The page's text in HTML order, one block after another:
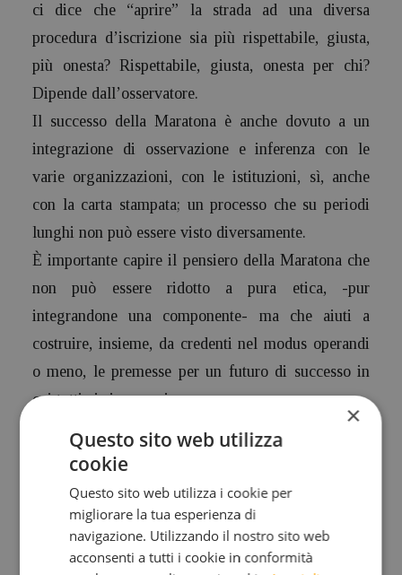
ci dice che “aprire” la strada ad una diversa
procedura d’iscrizione sia più rispettabile, giusta,
più onesta? Rispettabile, giusta, onesta per chi?
Dipende dall’osservatore.
Il successo della Maratona è anche dovuto a un
integrazione di osservazione e inferenza con le
varie organizzazioni, con le istituzioni, sì, anche
con la carta stampata; un processo che su periodi
lunghi non può essere visto diversamente.
È importante capire il pensiero della Maratona che
non può essere ridotto a pura etica, -pur
integrandone una componente- ma che aiuti a
costruire, insieme, da credenti nel modus operandi
o meno, le premesse per un futuro di successo in
cui tutti ci si possa riconoscere.
Abbiamo delle nostre regole severe, condividibili o
meno, ma si tratta di regole che vogliamo
mantenere a costi di innescare polemiche, anche
pesanti, di non facile comprensione e di difficile
digestione. (il vincitore che non si presenta alla
premiazione non ha diritto automatico di
×
Questo sito web utilizza
cookie
Questo sito web utilizza i cookie per
migliorare la tua esperienza di
navigazione. Utilizzando il nostro sito web
acconsenti a tutti i cookie in conformità